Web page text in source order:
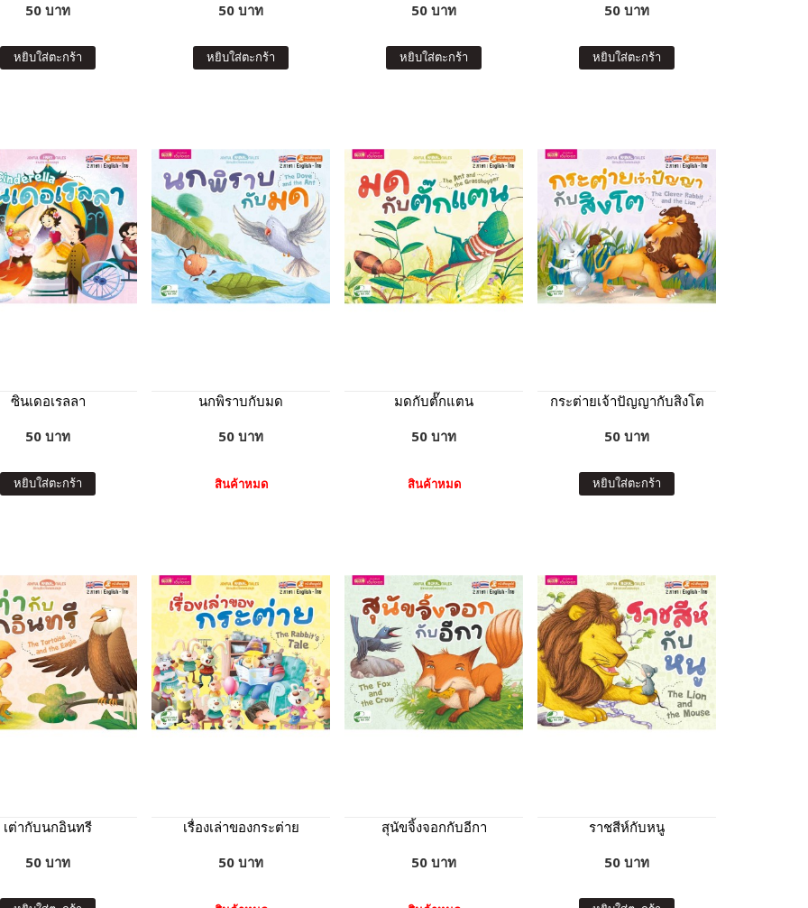
50 บาท
หยิบใส่ตะกร้า
50 บาท
หยิบใส่ตะกร้า
50 บาท
หยิบใส่ตะกร้า
50 บาท
หยิบใส่ตะกร้า
ซินเดอเรลลา
50 บาท
หยิบใส่ตะกร้า
นกพิราบกับมด
50 บาท
สินค้าหมด
มดกับตั๊กแตน
50 บาท
สินค้าหมด
กระต่ายเจ้าปัญญากับสิงโต
50 บาท
หยิบใส่ตะกร้า
เต่ากับนกอินทรี
50 บาท
เรื่องเล่าของกระต่าย
50 บาท
สุนัขจิ้งจอกกับอีกา
50 บาท
ราชสีห์กับหนู
50 บาท